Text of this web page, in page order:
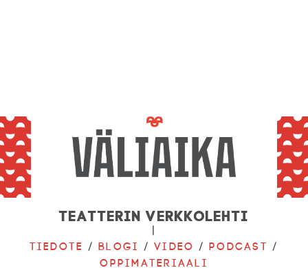
Teatterin verkkolehti
|
Tiedote /Blogi /Video /Podcast /
Oppimateriaali